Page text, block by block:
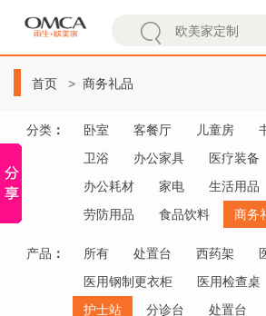
首页 商务礼品
分类 ： 卧室 客餐厅 儿童房
卫浴
办公家具 医疗装备
办公耗材
家电 生活用品
劳防用品
食品饮料 商务
产品 ： 所有 处置台 西药架
医用钢制更衣柜
医用检查桌
护士站
分诊台 处置台